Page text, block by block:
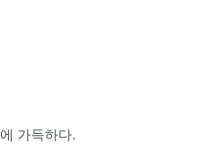
가득하다.